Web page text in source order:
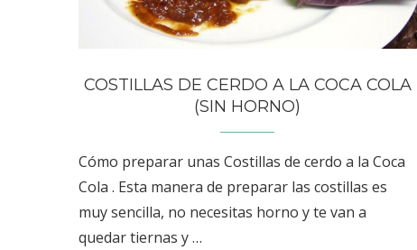
COSTILLAS DE CERDO A LA COCA COLA
(SIN HORNO)
Cómo preparar unas Costillas de cerdo a la Coca
Cola . Esta manera de preparar las costillas es
muy sencilla, no necesitas horno y te van a
quedar tiernas y …